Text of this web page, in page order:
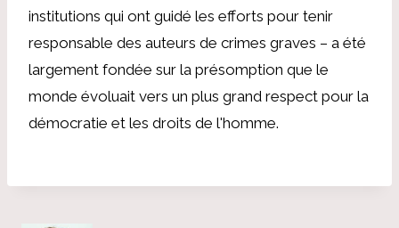
institutions qui ont guidé les efforts pour tenir
responsable des auteurs de crimes graves – a été
largement fondée sur la présomption que le
monde évoluait vers un plus grand respect pour la
démocratie et les droits de l'homme.